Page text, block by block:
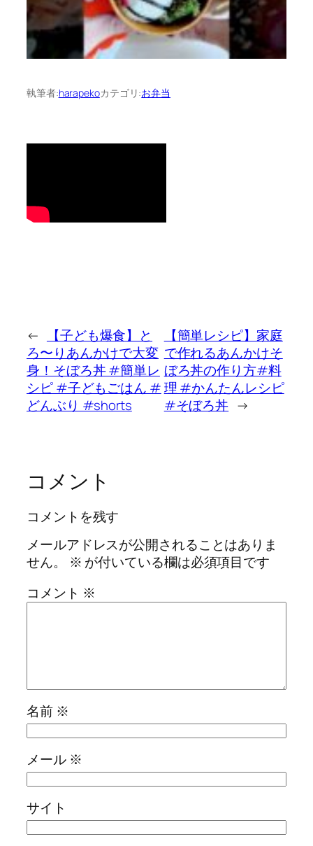
執筆者:harapekoカテゴリ:お弁当
←
【子ども爆食】と
ろ〜りあんかけで大変
身！そぼろ丼 #簡単レ
シピ #子どもごはん #
どんぶり #shorts
【簡単レシピ】家庭
で作れるあんかけそ
ぼろ丼の作り方#料
理 #かんたんレシピ
#そぼろ丼 →
コメント
コメントを残す
メールアドレスが公開されることはありま
せん。
※ が付いている欄は必須項目です
コメント ※
名前 ※
メール ※
サイト